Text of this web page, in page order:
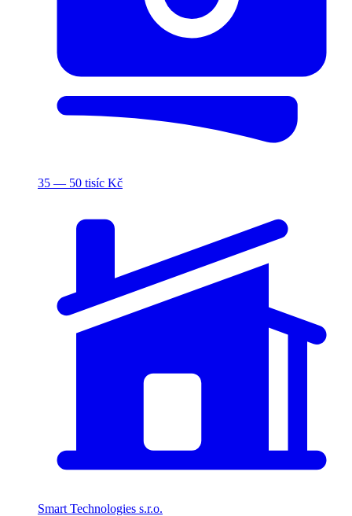
35 — 50 tisíc Kč
Smart Technologies s.r.o.